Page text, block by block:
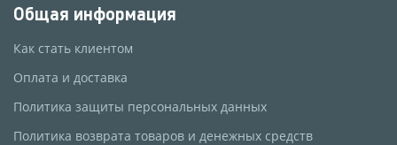
Общая информация
Как стать клиентом
Оплата и доставка
Политика защиты персональных данных
Политика возврата товаров и денежных средств